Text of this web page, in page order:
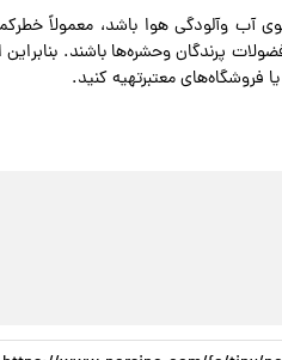
آب وآلودگی هوا باشد، معمولاً
پرندگان وحشره‌ها باشند. بنابراین
فروشگاه‌های معتبرتهیه کنید.